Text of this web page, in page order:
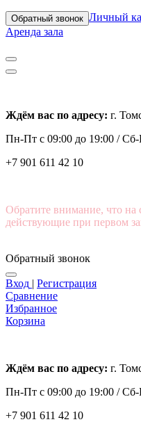
Обратный звонок Личный
Аренда зала
Ждём вас по адресу: г.
Пн-Пт с 09:00 до 19:00 /Сб-
+7 901 611 42 10
Обратите внимание, что на
действующие при первом
Обратный звонок
Вход | Регистрация
Сравнение
Избранное
Корзина
Ждём вас по адресу: г.
Пн-Пт с 09:00 до 19:00 /Сб-
+7 901 611 42 10